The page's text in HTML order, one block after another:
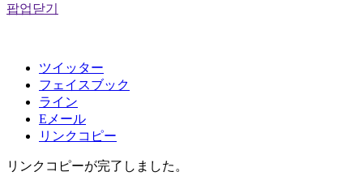
팝업닫기
ツイッター
フェイスブック
ライン
Eメール
リンクコピー
リンクコピーが完了しました。